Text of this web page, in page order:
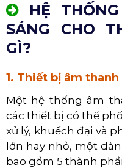
HỆ
SÁNG CHO
GÌ?
1. Thiết bị âm thanh
Một hệ thống âm
các thiết bị có thể
xử lý, khuếch đại và
lớn hay nhỏ, một
bao gồm 5 thành